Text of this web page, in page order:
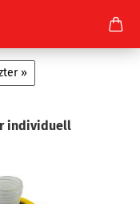
»
individuell